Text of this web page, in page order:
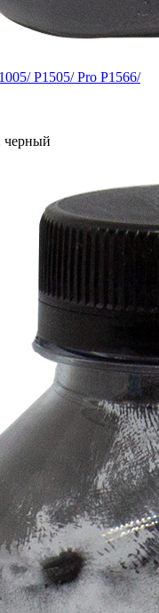
P1505/ Pro P1566/
черный